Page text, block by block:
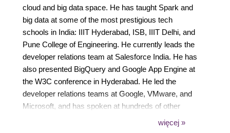
cloud and big data space. He has taught Spark and
big data at some of the most prestigious tech
schools in India: IIIT Hyderabad, ISB, IIIT Delhi, and
Pune College of Engineering. He currently leads the
developer relations team at Salesforce India. He has
also presented BigQuery and Google App Engine at
the W3C conference in Hyderabad. He led the
developer relations teams at Google, VMware, and
Microsoft, and has spoken at hundreds of other
conferences on the cloud. Some of the otherwięcej »